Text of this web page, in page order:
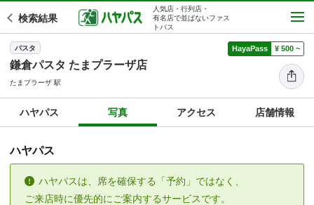
検索結果
人気店・行列店・
有名店で並ばないファス
トパス
パスタ
鎌倉パスタ たまプラーザ店
たまプラーザ 駅
HayaPass ¥ 500 ~
ハヤパス 写真 アクセス 店舗情報
ハヤパス
ハヤパスは、席を確保する「予約」ではなく、
ご来店時に優先的にご案内するサービスです。